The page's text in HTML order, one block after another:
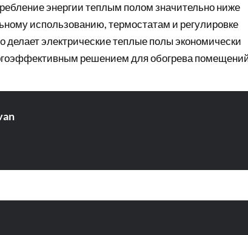
энергии теплым полом значительно ниже
использованию, термостатам и регулировке
делает электрические теплые полы экономически
решением для обогрева